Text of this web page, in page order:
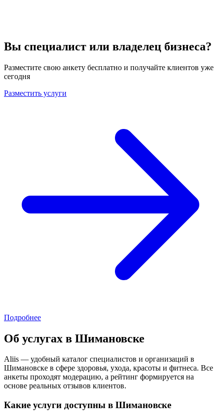
Вы специалист или владелец бизнеса?
Разместите свою анкету бесплатно и получайте клиентов уже
сегодня
Разместить услуги
Подробнее
Об услугах в Шимановске
Aliis — удобный каталог специалистов и организаций в
Шимановске в сфере здоровья, ухода, красоты и фитнеса. Все
анкеты проходят модерацию, а рейтинг формируется на
основе реальных отзывов клиентов.
Какие услуги доступны в Шимановске